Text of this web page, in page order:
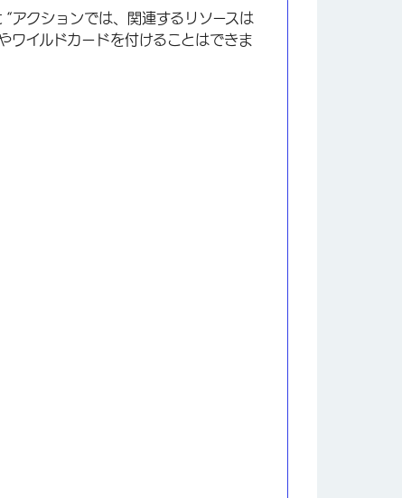
クションでは、関連するリソースは
ワイルドカードを付けることはできま